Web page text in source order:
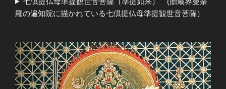
羅の遍知院に描かれている七倶提仏母準提観世音菩薩）